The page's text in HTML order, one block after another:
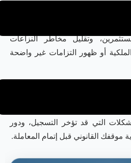
وتقليل مخاطر النزاعات
أو ظهور التزامات غير واضحة
التي قد تؤخر التسجيل، ودور
القانوني قبل إتمام المعاملة.